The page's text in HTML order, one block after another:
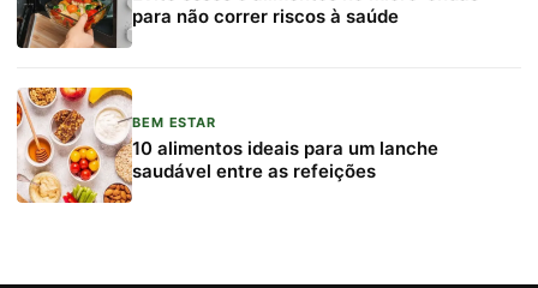
para não correr riscos à saúde
BEM ESTAR
10 alimentos ideais para um lanche
saudável entre as refeições